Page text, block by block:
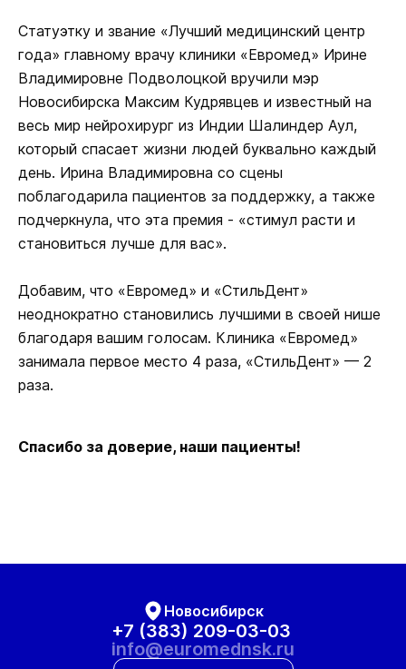
Статуэтку и звание «Лучший медицинский центр
года» главному врачу клиники «Евромед» Ирине
Владимировне Подволоцкой вручили мэр
Новосибирска Максим Кудрявцев и известный на
весь мир нейрохирург из Индии Шалиндер Аул,
который спасает жизни людей буквально каждый
день. Ирина Владимировна со сцены
поблагодарила пациентов за поддержку, а также
подчеркнула, что эта премия - «стимул расти и
становиться лучше для вас».
Добавим, что «Евромед» и «СтильДент»
неоднократно становились лучшими в своей нише
благодаря вашим голосам. Клиника «Евромед»
занимала первое место 4 раза, «СтильДент» — 2
раза.
Спасибо за доверие, наши пациенты!
Новосибирск
+7 (383) 209-03-03
info@euromednsk.ru